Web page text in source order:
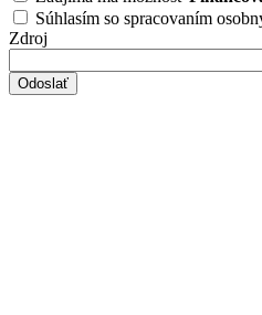
Súhlasím so spracovaním
Zdroj